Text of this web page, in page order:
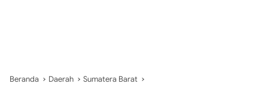
Beranda Daerah Sumatera Barat